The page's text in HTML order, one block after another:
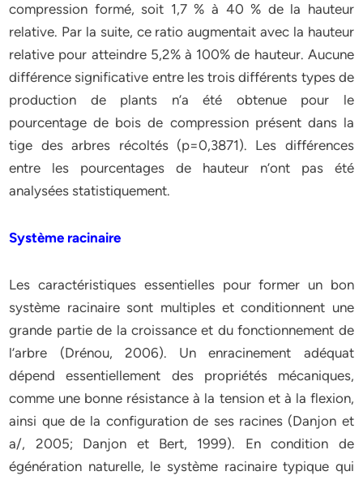
compression formé, soit 1,7 % à 40 % de la hauteur
relative. Par la suite, ce ratio augmentait avec la hauteur
relative pour atteindre 5,2% à 100% de hauteur. Aucune
différence significative entre les trois différents types de
production de plants n’a été obtenue pour le
pourcentage de bois de compression présent dans la
tige des arbres récoltés (p=0,3871). Les différences
entre les pourcentages de hauteur n’ont pas été
analysées statistiquement.
Système racinaire
Les caractéristiques essentielles pour former un bon
système racinaire sont multiples et conditionnent une
grande partie de la croissance et du fonctionnement de
l’arbre (Drénou, 2006). Un enracinement adéquat
dépend essentiellement des propriétés mécaniques,
comme une bonne résistance à la tension et à la flexion,
ainsi que de la configuration de ses racines (Danjon et
a/, 2005; Danjon et Bert, 1999). En condition de
égénération naturelle, le système racinaire typique qui